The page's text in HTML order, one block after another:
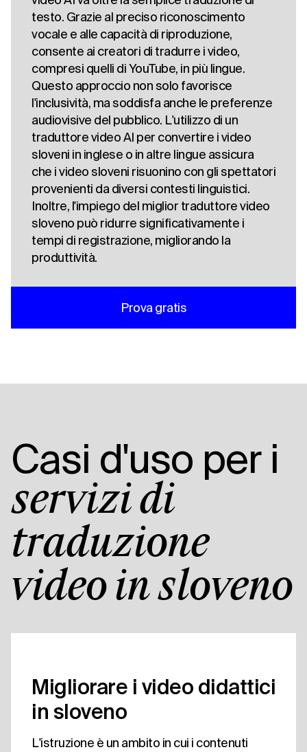
testo. Grazie al preciso riconoscimento
vocale e alle capacità di riproduzione,
consente ai creatori di tradurre i video,
compresi quelli di YouTube, in più lingue.
Questo approccio non solo favorisce
l'inclusività, ma soddisfa anche le preferenze
audiovisive del pubblico. L'utilizzo di un
traduttore video AI per convertire i video
sloveni in inglese o in altre lingue assicura
che i video sloveni risuonino con gli spettatori
provenienti da diversi contesti linguistici.
Inoltre, l'impiego del miglior traduttore video
sloveno può ridurre significativamente i
tempi di registrazione, migliorando la
produttività.
Prova gratis
Casi d'uso per i
servizi di
traduzione
video in sloveno
Migliorare i video didattici
in sloveno
L'istruzione è un ambito in cui i contenuti